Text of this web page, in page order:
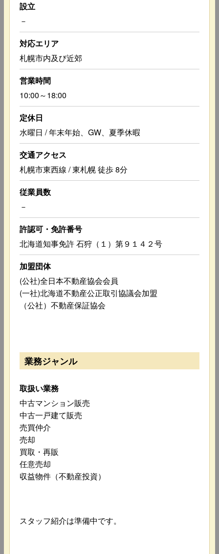
設立
－
対応エリア
札幌市内及び近郊
営業時間
10:00～18:00
定休日
水曜日 / 年末年始、GW、夏季休暇
交通アクセス
札幌市東西線 / 東札幌 徒歩 8分
従業員数
－
許認可・免許番号
北海道知事免許 石狩（１）第９１４２号
加盟団体
(公社)全日本不動産協会会員
(一社)北海道不動産公正取引協議会加盟
（公社）不動産保証協会
業務ジャンル
取扱い業務
中古マンション販売
中古一戸建て販売
売買仲介
売却
買取・再販
任意売却
収益物件（不動産投資）
スタッフ紹介は準備中です。